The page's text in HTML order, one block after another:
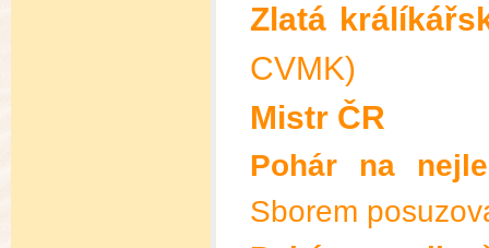
Zlatá
CVMK)
Mistr ČR
Pohár na
Sborem